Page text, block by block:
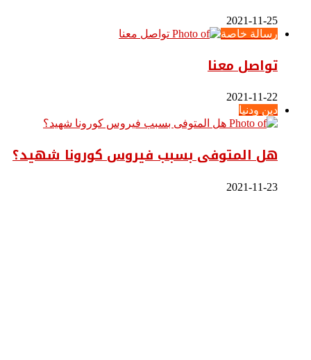
2021-11-25
رسالة خاصة
تواصل معنا
2021-11-22
دين ودنيا
هل المتوفى بسبب فيروس كورونا شهيد؟
2021-11-23